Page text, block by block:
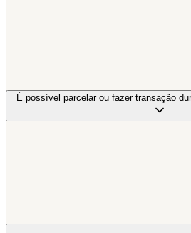
É possível parcelar ou fazer transação